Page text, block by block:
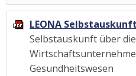
LEONA
Selbstauskunft über
Gesundheitswesen